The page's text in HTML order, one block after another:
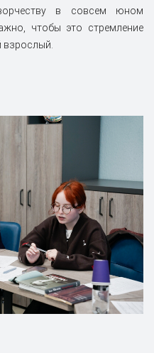
в совсем юном
чтобы это стремление